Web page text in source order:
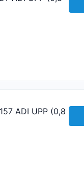
ADI UPP (0,8